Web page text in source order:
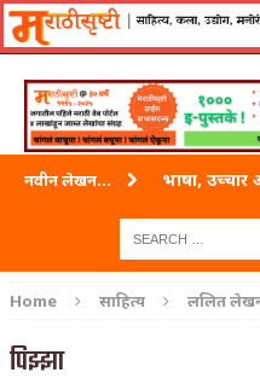
लॉग-इन करा|
नवीन लेखन... भाषा, उच्चार
ताम्र – एक
Home साहित्य ललित
पिझ्झा